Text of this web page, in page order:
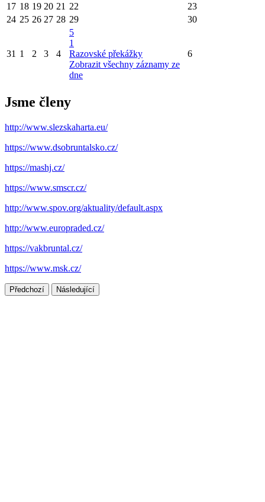
17 18 19 20 21 22
23
24 25 26 27 28 29 30
31 1 2 3 4
5
1
Razovské překážky
Zobrazit všechny záznamy ze
dne
6
Jsme členy
http://www.slezskaharta.eu/
https://www.dsobruntalsko.cz/
https://mashj.cz/
https://www.smscr.cz/
http://www.spov.org/aktuality/default.aspx
http://www.europraded.cz/
https://vakbruntal.cz/
https://www.msk.cz/
Předchozí Následující